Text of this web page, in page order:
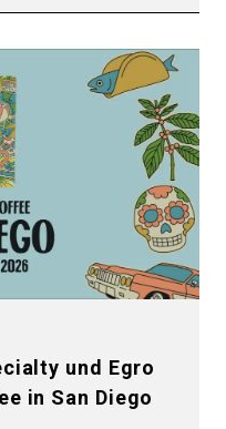
und Egro
in San Diego